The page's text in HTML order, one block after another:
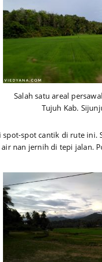
Salah satu areal
Tujuh Kab.
spot-spot cantik di rute ini.
nan jernih di tepi jalan.